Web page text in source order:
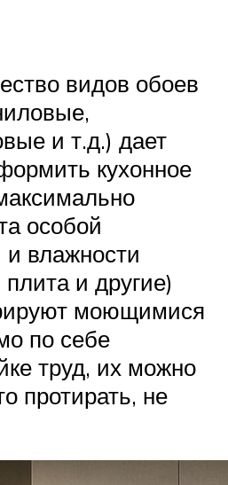
видов обоев
и т.д.) дает
кухонное
особой
и влажности
и другие)
моющимися
по себе
труд, их можно
протирать, не